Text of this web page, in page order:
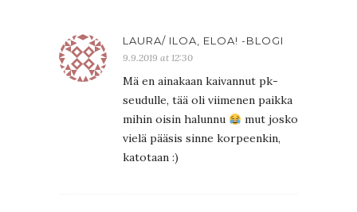
LAURA/ ILOA, ELOA! -BLOGI
9.9.2019 at 12:30
Mä en ainakaan kaivannut pk-
seudulle, tää oli viimenen paikka
mihin oisin halunnu
mut josko
vielä pääsis sinne korpeenkin,
katotaan :)